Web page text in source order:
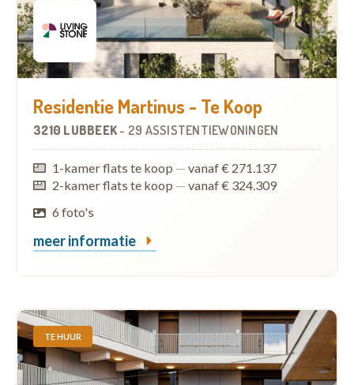
Residentie Martinus - Te Koop
3210 LUBBEEK- 29 ASSISTENTIEWONINGEN
1-kamer flats te koop — vanaf € 271.137
2-kamer flats te koop — vanaf € 324.309
6 foto's
meer informatie
TE HUUR